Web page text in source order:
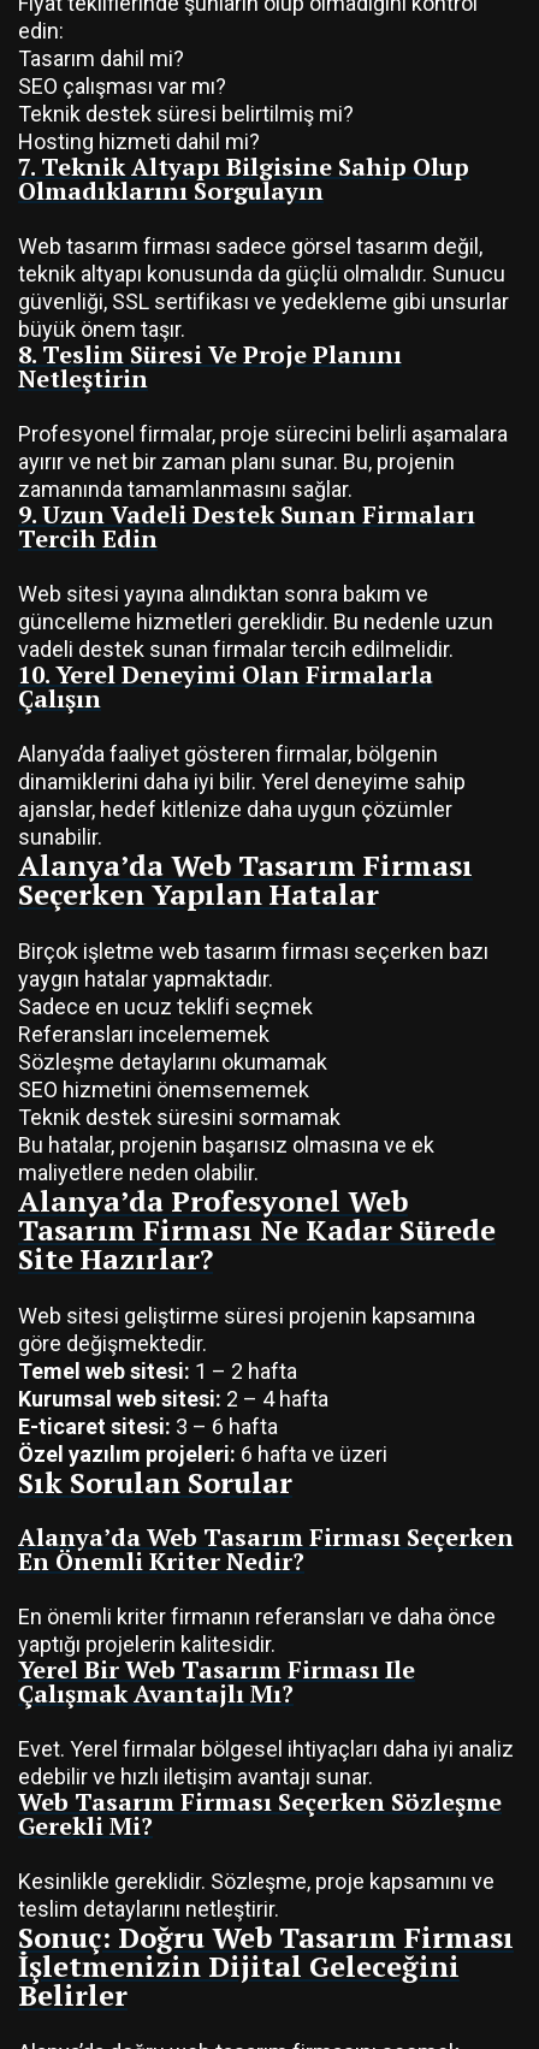
edin:
Tasarım dahil mi?
SEO çalışması var mı?
Teknik destek süresi belirtilmiş mi?
Hosting hizmeti dahil mi?
7. Teknik Altyapı Bilgisine Sahip Olup
Olmadıklarını Sorgulayın
Web tasarım firması sadece görsel tasarım değil,
teknik altyapı konusunda da güçlü olmalıdır. Sunucu
güvenliği, SSL sertifikası ve yedekleme gibi unsurlar
büyük önem taşır.
8. Teslim Süresi Ve Proje Planını
Netleştirin
Profesyonel firmalar, proje sürecini belirli aşamalara
ayırır ve net bir zaman planı sunar. Bu, projenin
zamanında tamamlanmasını sağlar.
9. Uzun Vadeli Destek Sunan Firmaları
Tercih Edin
Web sitesi yayına alındıktan sonra bakım ve
güncelleme hizmetleri gereklidir. Bu nedenle uzun
vadeli destek sunan firmalar tercih edilmelidir.
10. Yerel Deneyimi Olan Firmalarla
Çalışın
Alanya’da faaliyet gösteren firmalar, bölgenin
dinamiklerini daha iyi bilir. Yerel deneyime sahip
ajanslar, hedef kitlenize daha uygun çözümler
sunabilir.
Alanya’da Web Tasarım Firması
Seçerken Yapılan Hatalar
Birçok işletme web tasarım firması seçerken bazı
yaygın hatalar yapmaktadır.
Sadece en ucuz teklifi seçmek
Referansları incelememek
Sözleşme detaylarını okumamak
SEO hizmetini önemsememek
Teknik destek süresini sormamak
Bu hatalar, projenin başarısız olmasına ve ek
maliyetlere neden olabilir.
Alanya’da Profesyonel Web
Tasarım Firması Ne Kadar Sürede
Site Hazırlar?
Web sitesi geliştirme süresi projenin kapsamına
göre değişmektedir.
Temel web sitesi: 1 – 2 hafta
Kurumsal web sitesi: 2 – 4 hafta
E-ticaret sitesi: 3 – 6 hafta
Özel yazılım projeleri: 6 hafta ve üzeri
Sık Sorulan Sorular
Alanya’da Web Tasarım Firması Seçerken
En Önemli Kriter Nedir?
En önemli kriter firmanın referansları ve daha önce
yaptığı projelerin kalitesidir.
Yerel Bir Web Tasarım Firması Ile
Çalışmak Avantajlı Mı?
Evet. Yerel firmalar bölgesel ihtiyaçları daha iyi analiz
edebilir ve hızlı iletişim avantajı sunar.
Web Tasarım Firması Seçerken Sözleşme
Gerekli Mi?
Kesinlikle gereklidir. Sözleşme, proje kapsamını ve
teslim detaylarını netleştirir.
Sonuç: Doğru Web Tasarım Firması
İşletmenizin Dijital Geleceğini
Belirler